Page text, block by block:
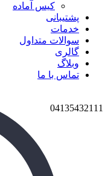
کیس آماده
پشتیبانی
خدمات
سوالات متداول
گالری
وبلاگ
تماس با ما
04135432111